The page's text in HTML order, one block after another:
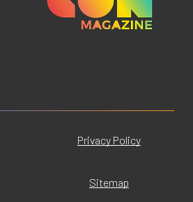
Privacy Policy
Sitemap